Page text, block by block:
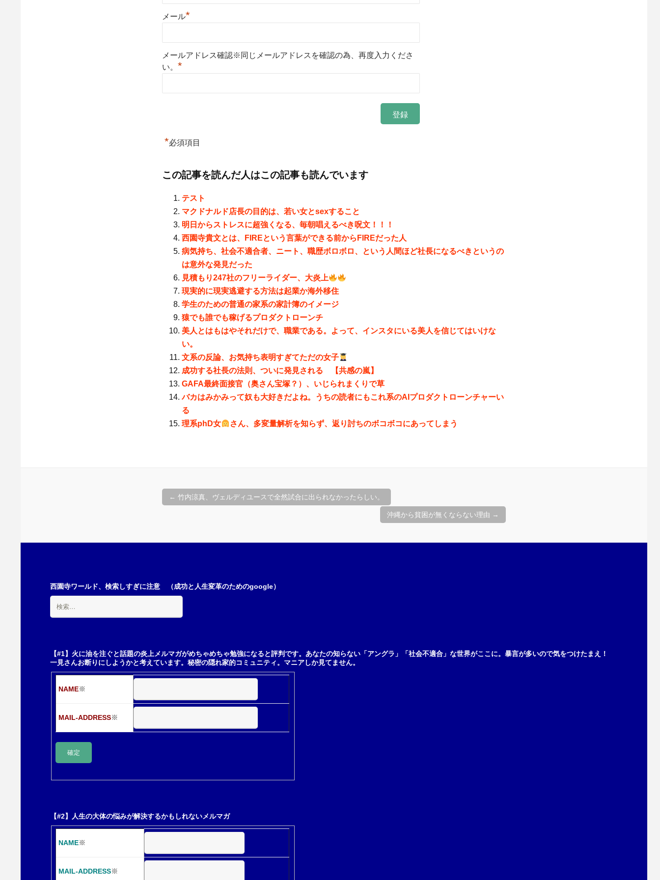
メール*
メールアドレス確認※同じメールアドレスを確認の為、再度入力くださ
い。 *
*必須項目
この記事を読んだ人はこの記事も読んでいます
テスト
マクドナルド店長の目的は、若い女とsexすること
明日からストレスに超強くなる、毎朝唱えるべき呪文！！！
西園寺貴文とは、FIREという言葉ができる前からFIREだった人
病気持ち、社会不適合者、ニート、職歴ボロボロ、という人間ほど社長になるべきというの
は意外な発見だった
見積もり247社のフリーライダー、大炎上
現実的に現実逃避する方法は起業か海外移住
学生のための普通の家系の家計簿のイメージ
猿でも誰でも稼げるプロダクトローンチ
美人とはもはやそれだけで、職業である。よって、インスタにいる美人を信じてはいけな
い。
文系の反論、お気持ち表明すぎてただの女子
成功する社長の法則、ついに発見される 【共感の嵐】
GAFA最終面接官（奥さん宝塚？）、いじられまくりで草
バカはみかみって奴も大好きだよね。うちの読者にもこれ系のAIプロダクトローンチャーい
る
理系phD女
さん、多変量解析を知らず、返り討ちのボコボコにあってしまう
← 竹内涼真、ヴェルディユースで全然試合に出られなかったらしい。
沖縄から貧困が無くならない理由 →
西園寺ワールド、検索しすぎに注意 （成功と人生変革のためのgoogle）
索:
【#1】火に油を注ぐと話題の炎上メルマガがめちゃめちゃ勉強になると評判です。あなたの知らない「アングラ」「社会不適合」な世界がここに。暴言が多いので気をつけたまえ！
一見さんお断りにしようかと考えています。秘密の隠れ家的コミュニティ。マニアしか見てません。
NAME※
MAIL-ADDRESS※
【#2】人生の大体の悩みが解決するかもしれないメルマガ
NAME※
MAIL-ADDRESS※